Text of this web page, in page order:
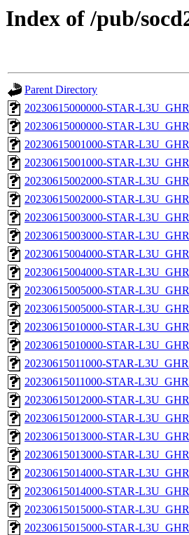
Index of /pub/
Parent Directory
20230615000000-STAR-
20230615000000-STAR-
20230615001000-STAR-
20230615001000-STAR-
20230615002000-STAR-
20230615002000-STAR-
20230615003000-STAR-
20230615003000-STAR-
20230615004000-STAR-
20230615004000-STAR-
20230615005000-STAR-
20230615005000-STAR-
20230615010000-STAR-
20230615010000-STAR-
20230615011000-STAR-
20230615011000-STAR-
20230615012000-STAR-
20230615012000-STAR-
20230615013000-STAR-
20230615013000-STAR-
20230615014000-STAR-
20230615014000-STAR-
20230615015000-STAR-
20230615015000-STAR-